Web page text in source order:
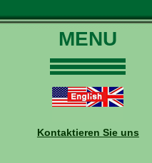
MENU
Touren
Daten und Preise
Kontaktieren Sie uns